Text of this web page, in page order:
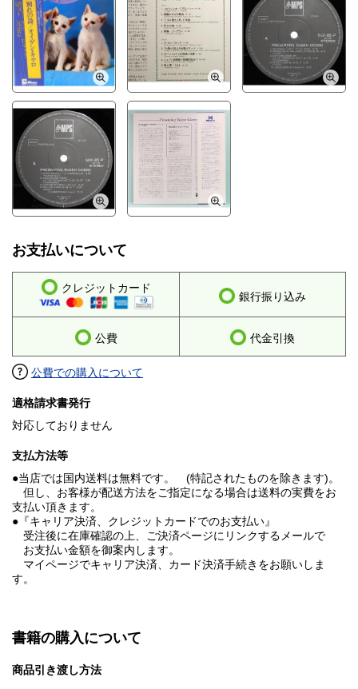
お支払いについて
クレジットカード
銀行振り込み
公費 代金引換
公費での購入について
適格請求書発行
対応しておりません
支払方法等
●当店では国内送料は無料です。 (特記されたものを除きます)。
但し、お客様が配送方法をご指定になる場合は送料の実費をお
支払い頂きます。
●『キャリア決済、クレジットカードでのお支払い』
受注後に在庫確認の上、ご決済ページにリンクするメールで
お支払い金額を御案内します。
マイページでキャリア決済、カード決済手続きをお願いしま
す。
書籍の購入について
商品引き渡し方法